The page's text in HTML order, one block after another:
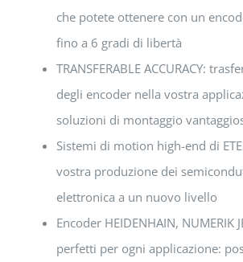
che potete ottenere con un
fino a 6 gradi di libertà
TRANSFERABLE ACCURACY:
degli encoder nella vostra
soluzioni di montaggio
Sistemi di motion high-end di
vostra produzione dei
elettronica a un nuovo livello
Encoder HEIDENHAIN, NUMERIK
perfetti per ogni applicazione: